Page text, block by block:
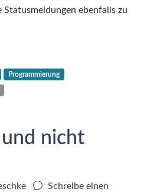
ebenfalls zu
Programmierung
nicht
Schreibe einen